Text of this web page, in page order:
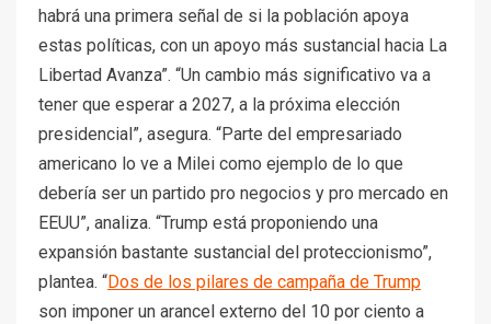
habrá una primera señal de si la población apoya
estas políticas, con un apoyo más sustancial hacia La
Libertad Avanza”. “Un cambio más significativo va a
tener que esperar a 2027, a la próxima elección
presidencial”, asegura. “Parte del empresariado
americano lo ve a Milei como ejemplo de lo que
debería ser un partido pro negocios y pro mercado en
EEUU”, analiza. “Trump está proponiendo una
expansión bastante sustancial del proteccionismo”,
plantea. “Dos de los pilares de campaña de Trump
son imponer un arancel externo del 10 por ciento a